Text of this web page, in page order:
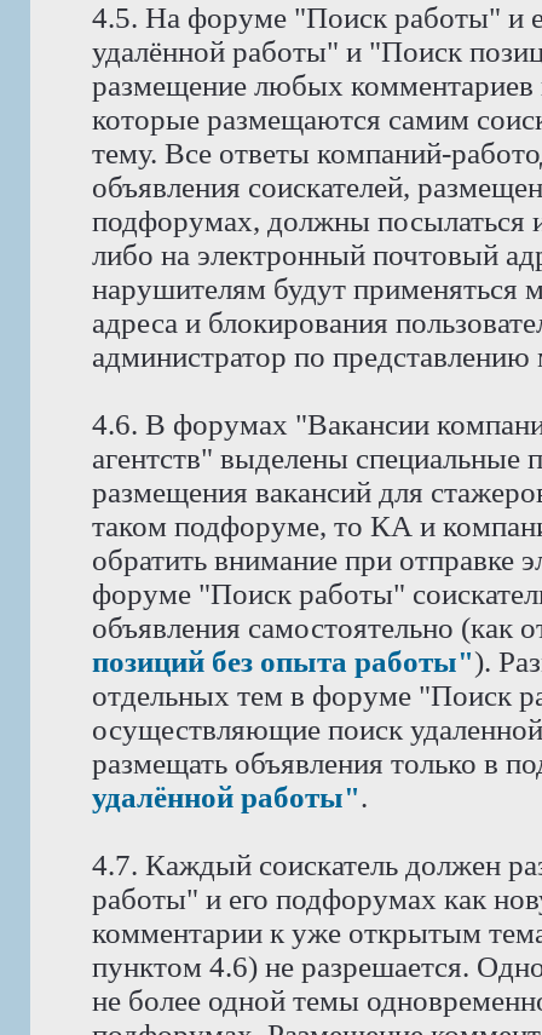
4.5. На форуме "Поиск работы" и
удалённой работы" и "Поиск
размещение любых комментариев
которые размещаются самим
тему. Все ответы компаний-
объявления соискателей,
подфорумах, должны посылаться
либо на электронный почтовый
нарушителям будут применяться
адреса и блокирования
администратор по представлению
4.6. В форумах "Вакансии
агентств" выделены
размещения вакансий для
таком подфоруме, то КА и
обратить внимание при отправке
форуме "Поиск работы"
объявления самостоятельно
позиций без опыта работы").
отдельных тем в форуме "Поиск
осуществляющие поиск
размещать объявления только в
удалённой работы".
4.7. Каждый соискатель должен
работы" и его подфорумах как
комментарии к уже открытым
пунктом 4.6) не разрешается.
не более одной темы